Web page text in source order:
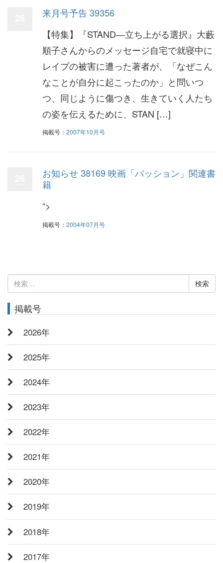
来月号予告 39356
【特集】『STAND―立ち上がる選択』大藪
順子さんからのメッセージ自宅で就寝中に
レイプの被害に遭った著者が、「なぜこん
なことが自分に起こったのか」と問いつ
つ、同じように傷つき、生きていく人たち
の姿を伝えるために、STAN […]
掲載号： 2007年10月号
お知らせ 38169 映画「パッション」関連書
籍
“>
掲載号： 2004年07月号
検
索:
掲載号
2026年
2025年
2024年
2023年
2022年
2021年
2020年
2019年
2018年
2017年